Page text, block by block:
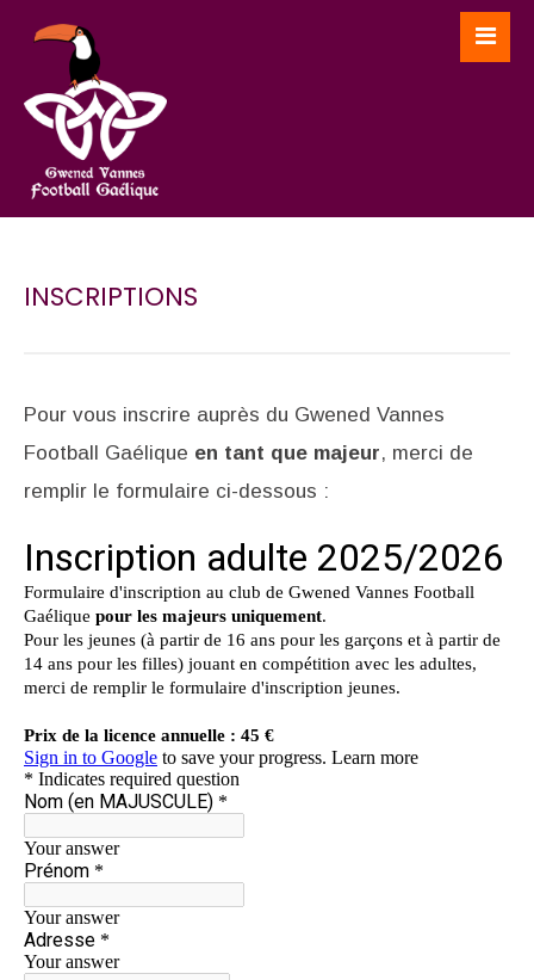
INSCRIPTIONS
Pour vous inscrire auprès du Gwened Vannes
Football Gaélique en tant que majeur, merci de
remplir le formulaire ci-dessous :